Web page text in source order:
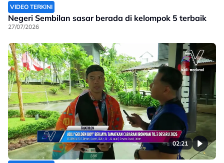
VIDEO TERKINI
Negeri Sembilan sasar berada di kelompok 5 terbaik
27/07/2026
02:21